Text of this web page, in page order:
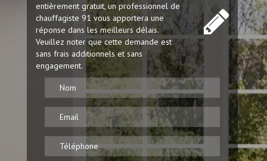
entièrement gratuit, un professionnel de
chauffagiste 91 vous apportera une
réponse dans les meilleurs délais.
Veuillez noter que cette demande est
sans frais additionnels et sans
engagement.